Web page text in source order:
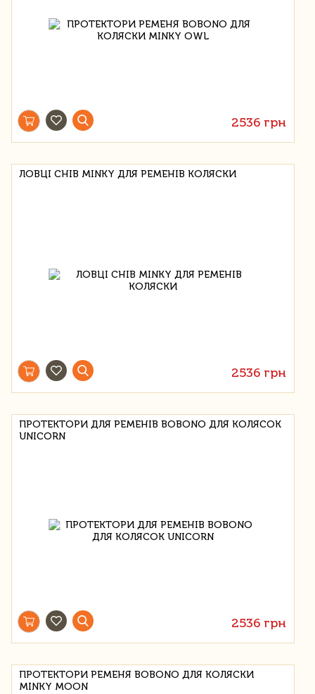
2536 грн
ЛОВЦІ СНІВ MINKY ДЛЯ РЕМЕНІВ КОЛЯСКИ
2536 грн
ПРОТЕКТОРИ ДЛЯ РЕМЕНІВ BOBONO ДЛЯ КОЛЯСОК
UNICORN
2536 грн
ПРОТЕКТОРИ РЕМЕНЯ BOBONO ДЛЯ КОЛЯСКИ
MINKY MOON